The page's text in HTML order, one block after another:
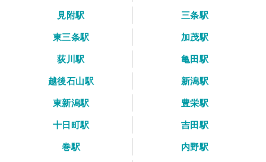
見附駅
三条駅
東三条駅
加茂駅
荻川駅
亀田駅
越後石山駅
新潟駅
東新潟駅
豊栄駅
十日町駅
吉田駅
巻駅
内野駅